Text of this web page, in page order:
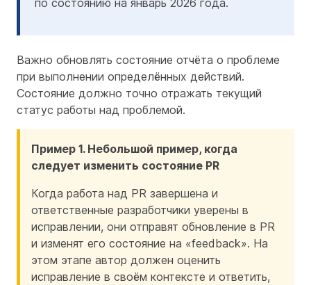
по состоянию на январь 2026 года.
Важно обновлять состояние отчёта о проблеме
при выполнении определённых действий.
Состояние должно точно отражать текущий
статус работы над проблемой.
Пример 1. Небольшой пример, когда
следует изменить состояние PR
Когда работа над PR завершена и
ответственные разработчики уверены в
исправлении, они отправят обновление в PR
и изменят его состояние на «feedback». На
этом этапе автор должен оценить
исправление в своём контексте и ответить,